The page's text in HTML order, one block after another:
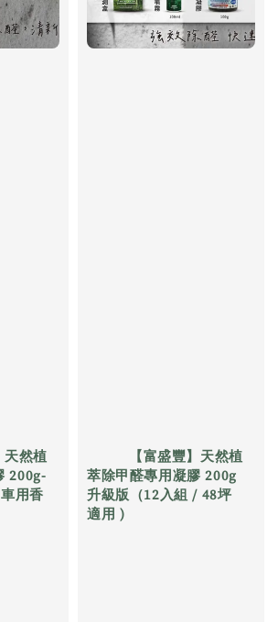
200g-
用香
萃除甲醛專用凝膠 200g
升級版（12入組 / 48坪
適用 )